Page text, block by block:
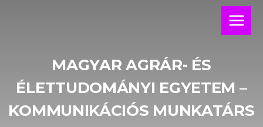
Main
Menu
MAGYAR AGRÁR- ÉS
ÉLETTUDOMÁNYI EGYETEM –
KOMMUNIKÁCIÓS MUNKATÁRS